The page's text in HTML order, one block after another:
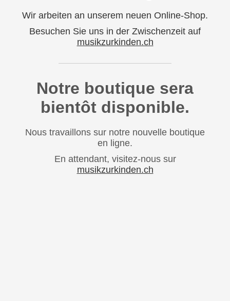
Wir arbeiten an unserem neuen Online-Shop.
Besuchen Sie uns in der Zwischenzeit auf
musikzurkinden.ch
Notre boutique sera
bientôt disponible.
Nous travaillons sur notre nouvelle boutique
en ligne.
En attendant, visitez-nous sur
musikzurkinden.ch